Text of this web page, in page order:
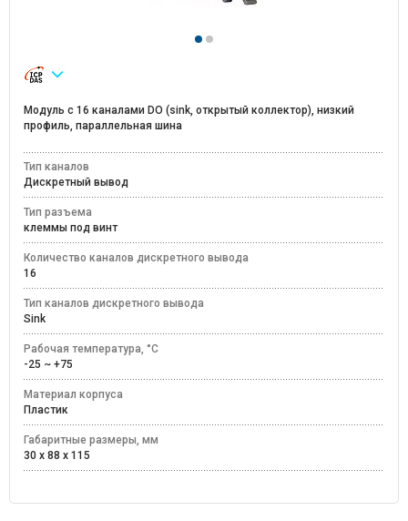
Модуль с 16 каналами DO (sink, открытый коллектор), низкий
профиль, параллельная шина
Тип каналов
Дискретный вывод
Тип разъема
клеммы под винт
Количество каналов дискретного вывода
16
Тип каналов дискретного вывода
Sink
Рабочая температура, °C
-25 ~ +75
Материал корпуса
Пластик
Габаритные размеры, мм
30 x 88 x 115